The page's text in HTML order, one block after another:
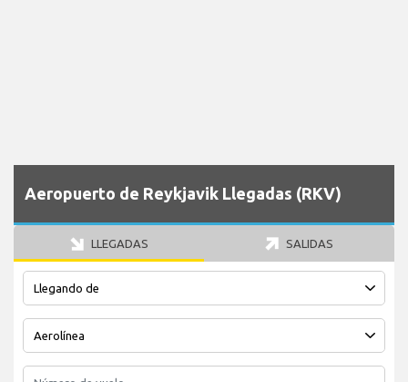
Aeropuerto de Reykjavik Llegadas (RKV)
LLEGADAS SALIDAS